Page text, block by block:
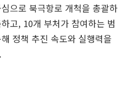
으로 북극항로 개척을 총괄하
고, 10개 부처가 참여하는 범
정책 추진 속도와 실행력을